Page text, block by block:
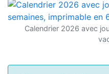
Calendrier 2026 avec